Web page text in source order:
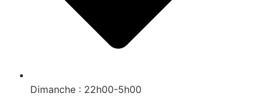
Dimanche : 22h00-5h00